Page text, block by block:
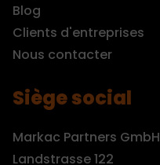
Blog
Clients d'entreprises
Nous contacter
Siège social
Markac Partners GmbH
Landstrasse 122